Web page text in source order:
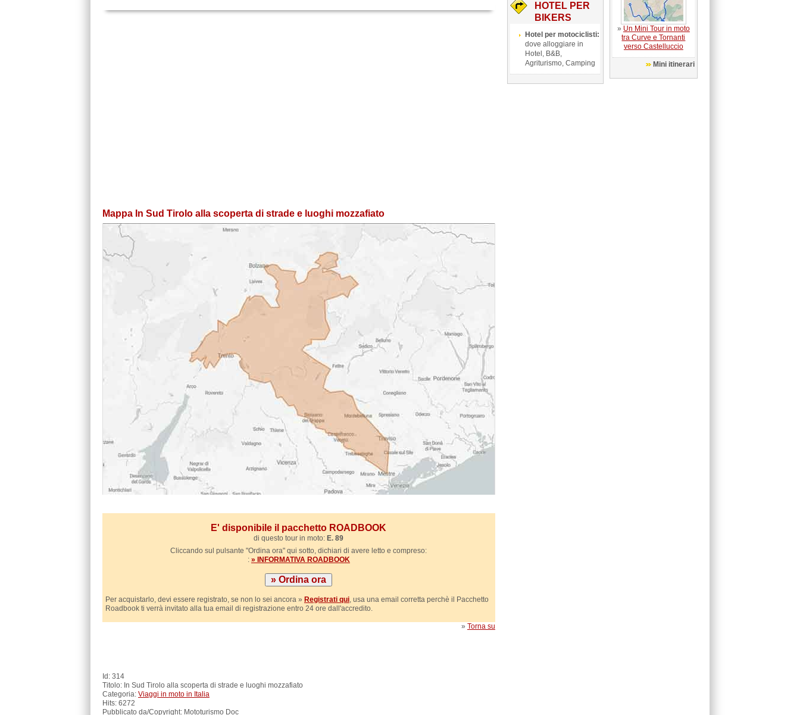
Mappa In Sud Tirolo alla scoperta di strade e luoghi mozzafiato
E' disponibile il pacchetto ROADBOOK
di questo tour in moto: E. 89
Cliccando sul pulsante "Ordina ora" qui sotto, dichiari di avere letto e compreso:
: » INFORMATIVA ROADBOOK
Per acquistarlo, devi essere registrato, se non lo sei ancora » Registrati qui, usa una email corretta perchè il Pacchetto
Roadbook ti verrà invitato alla tua email di registrazione entro 24 ore dall'accredito.
» Torna su
Id: 314
Titolo: In Sud Tirolo alla scoperta di strade e luoghi mozzafiato
Categoria: Viaggi in moto in Italia
Hits: 6272
Pubblicato da/Copyright: Mototurismo Doc
HOTEL PER
BIKERS
Hotel per motociclisti:
dove alloggiare in
Hotel, B&B,
Agriturismo, Camping
» Un Mini Tour in moto
tra Curve e Tornanti
verso Castelluccio
Mini itinerari